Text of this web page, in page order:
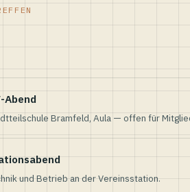
Abend
Bramfeld, Aula — offen für
und Betrieb an der Vereinsstation.